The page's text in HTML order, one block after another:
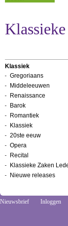
Klassiek
Gregoriaans
Middeleeuwen
Renaissance
Barok
Romantiek
Klassiek
20ste eeuw
Opera
Recital
Klassieke Zaken
Nieuwe releases
Nieuwsbrief Inloggen